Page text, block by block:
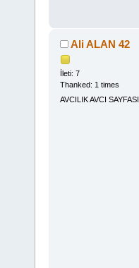
Ali ALAN 42
İleti: 7
Thanked: 1 times
AVCILIK AVCI SAYFASI